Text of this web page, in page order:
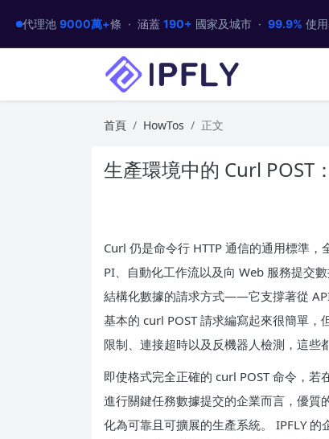
代理池 9000萬+條 · 涵蓋 190+ 國家及城市 · 99.9% 使
首頁 HowTos 正文
生產環境中的 Curl POST
Curl 仍是命令行 HTTP 通信的通用標準
PI、自動化工作流以及向 Web 服務提交
結構化數據的請求方式——它支撐著從
基本的 curl POST 請求編寫起來很簡單
限制、連接超時以及反機器人檢測，這些
即使格式完全正確的 curl POST 命令，
進行關鍵任務數據提交的企業而言，優質
化為可靠且可擴展的生產系統。 IPFLY